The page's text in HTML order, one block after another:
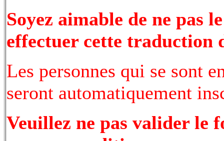
Soyez aimable de ne pas
effectuer cette traduction
Les personnes qui se sont
seront automatiquement
Veuillez ne pas valider le